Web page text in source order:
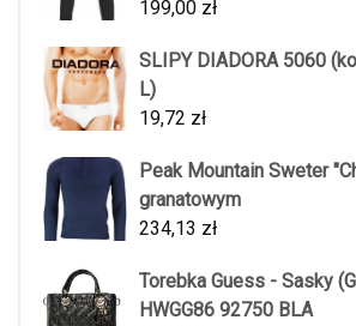
199,00 zł
SLIPY DIADORA 5060
L)
19,72 zł
Peak Mountain Sweter
granatowym
234,13 zł
Torebka Guess - Sasky
HWGG86 92750 BLA